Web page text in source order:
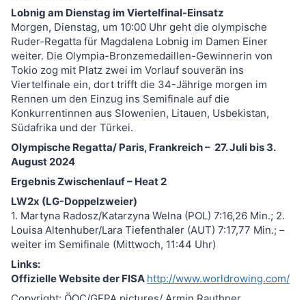
Lobnig am Dienstag im Viertelfinal-Einsatz
Morgen, Dienstag, um 10:00 Uhr geht die olympische
Ruder-Regatta für Magdalena Lobnig im Damen Einer
weiter. Die Olympia-Bronzemedaillen-Gewinnerin von
Tokio zog mit Platz zwei im Vorlauf souverän ins
Viertelfinale ein, dort trifft die 34-Jährige morgen im
Rennen um den Einzug ins Semifinale auf die
Konkurrentinnen aus Slowenien, Litauen, Usbekistan,
Südafrika und der Türkei.
Olympische Regatta/ Paris, Frankreich – 27. Juli bis 3.
August 2024
Ergebnis Zwischenlauf – Heat 2
LW2x (LG-Doppelzweier)
1. Martyna Radosz/Katarzyna Welna (POL) 7:16,26 Min.; 2.
Louisa Altenhuber/Lara Tiefenthaler (AUT) 7:17,77 Min.; –
weiter im Semifinale (Mittwoch, 11:44 Uhr)
Links:
Offizielle Website der FISA http://www.worldrowing.com/